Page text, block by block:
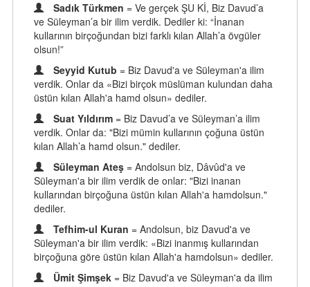
Sadık Türkmen = Ve gerçek ŞU Kİ, Biz Davud’a
ve Süleyman’a bir ilim verdik. Dediler ki: “İnanan
kullarının birçoğundan bizi farklı kılan Allah’a övgüler
olsun!”
Seyyid Kutub = Biz Davud'a ve Süleyman'a ilim
verdik. Onlar da «Bizi birçok müslüman kulundan daha
üstün kılan Allah'a hamd olsun» dediler.
Suat Yıldırım = Biz Davud’a ve Süleyman’a ilim
verdik. Onlar da: "Bizi mümin kullarının çoğuna üstün
kılan Allah’a hamd olsun." dediler.
Süleyman Ateş = Andolsun biz, Dâvûd'a ve
Süleyman'a bir ilim verdik de onlar: "Bizi inanan
kullarından birçoğuna üstün kılan Allah'a hamdolsun."
dediler.
Tefhim-ul Kuran = Andolsun, biz Davud'a ve
Süleyman'a bir ilim verdik: «Bizi inanmış kullarından
birçoğuna göre üstün kılan Allah'a hamdolsun» dediler.
Ümit Şimşek = Biz Davud'a ve Süleyman'a da ilim